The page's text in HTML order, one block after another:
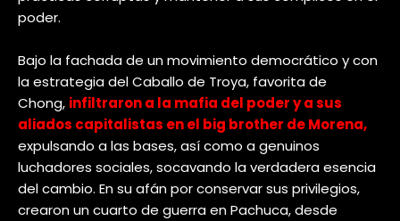
poder.
Bajo la fachada de un movimiento democrático y con
la estrategia del Caballo de Troya, favorita de
Chong, infiltraron a la mafia del poder y a sus
aliados capitalistas en el big brother de Morena,
expulsando a las bases, así como a genuinos
luchadores sociales, socavando la verdadera esencia
del cambio. En su afán por conservar sus privilegios,
crearon un cuarto de guerra en Pachuca, desde